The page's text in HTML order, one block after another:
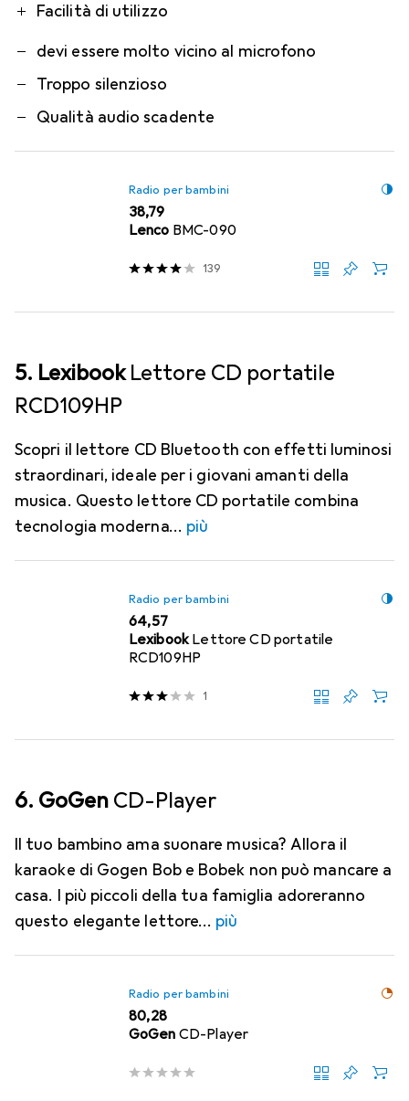
Facilità di utilizzo
devi essere molto vicino al microfono
Troppo silenzioso
Qualità audio scadente
Radio per bambini
EUR
38,79
Lenco BMC-090
139
5. LexibookLettore CD portatile
RCD109HP
Scopri il lettore CD Bluetooth con effetti luminosi
straordinari, ideale per i giovani amanti della
musica. Questo lettore CD portatile combina
tecnologia moderna
più
Radio per bambini
EUR
64,57
LexibookLettore CD portatile
RCD109HP
1
6. GoGen CD-Player
Il tuo bambino ama suonare musica? Allora il
karaoke di Gogen Bob e Bobek non può mancare a
casa. I più piccoli della tua famiglia adoreranno
questo elegante lettore
più
Radio per bambini
EUR
80,28
GoGen CD-Player